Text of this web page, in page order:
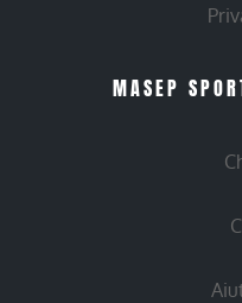
MASEP